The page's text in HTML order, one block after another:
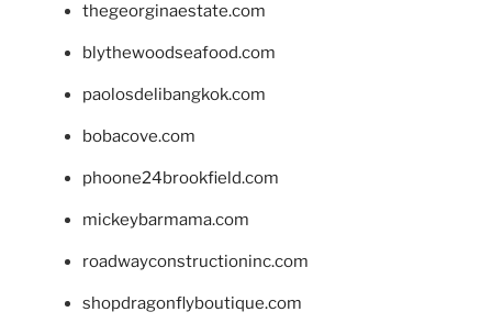
thegeorginaestate.com
blythewoodseafood.com
paolosdelibangkok.com
bobacove.com
phoone24brookfield.com
mickeybarmama.com
roadwayconstructioninc.com
shopdragonflyboutique.com